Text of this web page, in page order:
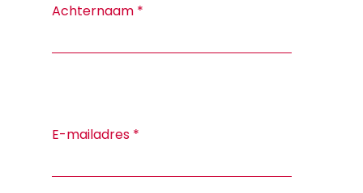
Achternaam *
E-mailadres *